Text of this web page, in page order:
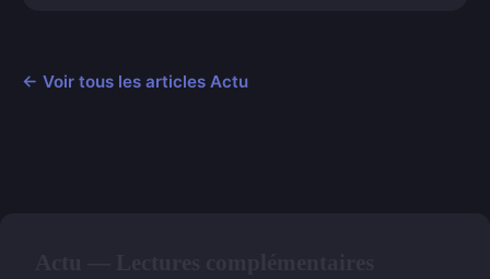
← Voir tous les articles Actu